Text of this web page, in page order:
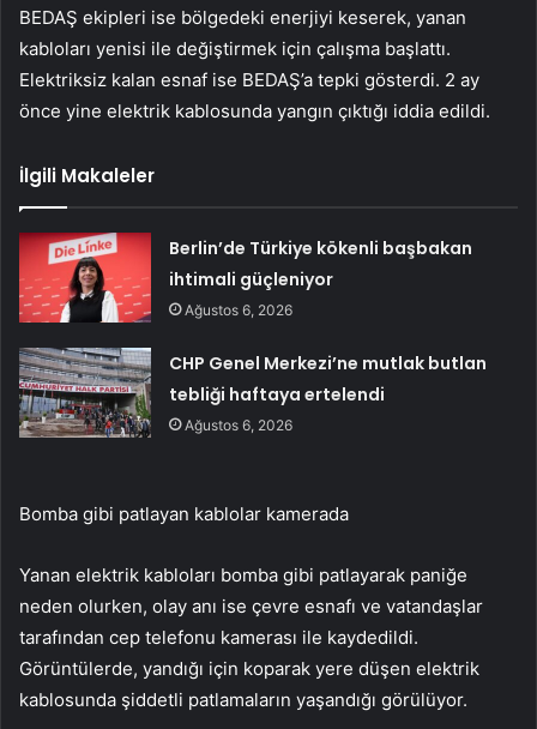
BEDAŞ ekipleri ise bölgedeki enerjiyi keserek, yanan
kabloları yenisi ile değiştirmek için çalışma başlattı.
Elektriksiz kalan esnaf ise BEDAŞ’a tepki gösterdi. 2 ay
önce yine elektrik kablosunda yangın çıktığı iddia edildi.
İlgili Makaleler
Berlin’de Türkiye kökenli başbakan
ihtimali güçleniyor
Ağustos 6, 2026
CHP Genel Merkezi’ne mutlak butlan
tebliği haftaya ertelendi
Ağustos 6, 2026
Bomba gibi patlayan kablolar kamerada
Yanan elektrik kabloları bomba gibi patlayarak paniğe
neden olurken, olay anı ise çevre esnafı ve vatandaşlar
tarafından cep telefonu kamerası ile kaydedildi.
Görüntülerde, yandığı için koparak yere düşen elektrik
kablosunda şiddetli patlamaların yaşandığı görülüyor.